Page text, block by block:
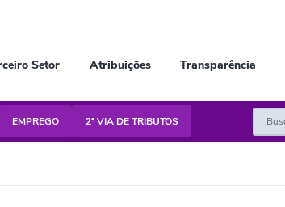
Setor Atribuições Transparência
EMPREGO 2ª VIA DE TRIBUTOS